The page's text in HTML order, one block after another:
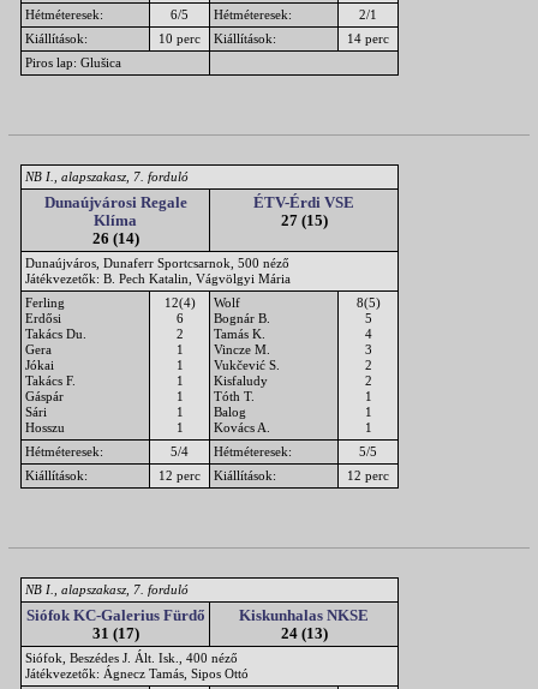
Hétméteresek:
6/5 Hétméteresek:
2/1
Kiállítások:
10 perc Kiállítások:
14 perc
Piros lap: Glušica
NB I., alapszakasz, 7. forduló
Dunaújvárosi Regale
Klíma
26 (14)
ÉTV-Érdi VSE
27 (15)
Dunaújváros, Dunaferr Sportcsarnok, 500 néző
Játékvezetők: B. Pech Katalin, Vágvölgyi Mária
Ferling
Erdősi
Takács Du.
Gera
Jókai
Takács F.
Gáspár
Sári
Hosszu
12(4)
6
2
1
1
1
1
1
1
Wolf
Bognár B.
Tamás K.
Vincze M.
Vukčević S.
Kisfaludy
Tóth T.
Balog
Kovács A.
8(5)
5
4
3
2
2
1
1
1
Hétméteresek:
5/4 Hétméteresek:
5/5
Kiállítások:
12 perc Kiállítások: 12 perc
NB I., alapszakasz, 7. forduló
Siófok KC-Galerius Fürdő
31 (17)
Kiskunhalas NKSE
24 (13)
Siófok, Beszédes J. Ált. Isk., 400 néző
Játékvezetők: Ágnecz Tamás, Sipos Ottó